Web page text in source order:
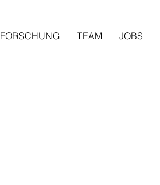
FORSCHUNG TEAM JOBS